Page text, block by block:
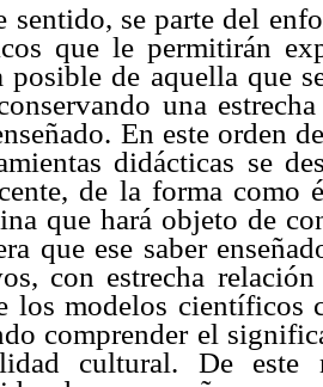
sentido, se parte del
que le permitirán
posible de aquella que
una
En este orden
didácticas se
de la forma como
que hará objeto de
que ese saber
con estrecha
los modelos científicos
comprender el
cultural. De este